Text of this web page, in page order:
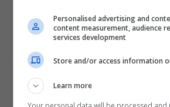
Personalised advertising and
content measurement, audience
services development
Store and/or access information
Learn more